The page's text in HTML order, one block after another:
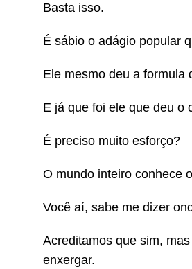
Basta isso.
É sábio o adágio popular
Ele mesmo deu a formula
E já que foi ele que deu o
É preciso muito esforço?
O mundo inteiro conhece
Você aí, sabe me dizer
Acreditamos que sim,
enxergar.